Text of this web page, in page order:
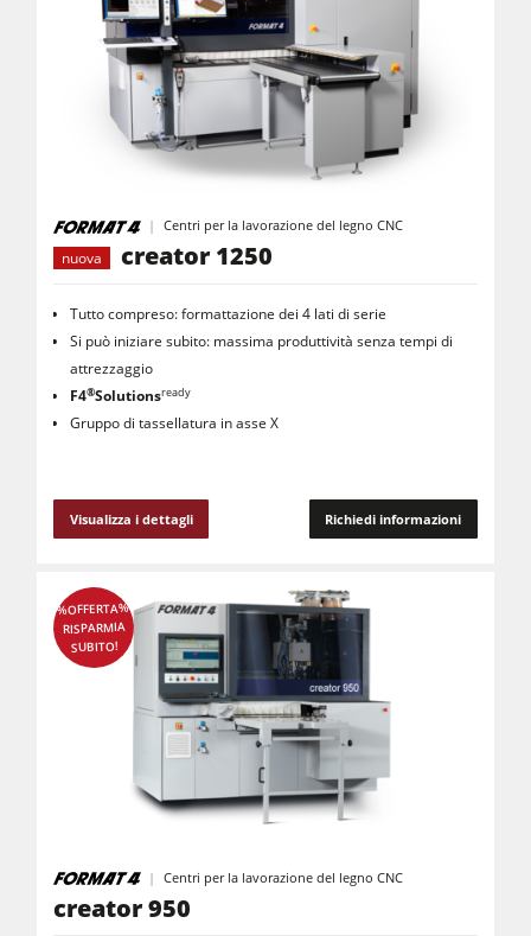
Squadratrici e seghe circolari
Pialle a filo e spessore
Toupie
Seghe-Toupie
Centri di lavoro CNC
Calibratrici
Levigatrici a nastro largo e levigatrici bordi
Spazzolatrici e levigatrici a spazzola
Cavatrici e Foratrici
Bricchettatrici
Presse a caldo & presse a vuoto
Aspiratori ad aria normale
Aspiratori ad aria pulita & depolveratori
Attrezzatura per falegnameria
Automazione & gestione del materiale
Centri per la lavorazione del legno CNC
nuova
creator 1250
Tutto compreso: formattazione dei 4 lati di serie
Si può iniziare subito: massima produttività senza tempi di
attrezzaggio
F4®Solutionsready
Gruppo di tassellatura in asse X
Visualizza i dettagli Richiedi informazioni
%OFFERTA%
RISPARMIA
SUBITO!
Centri per la lavorazione del legno CNC
creator 950